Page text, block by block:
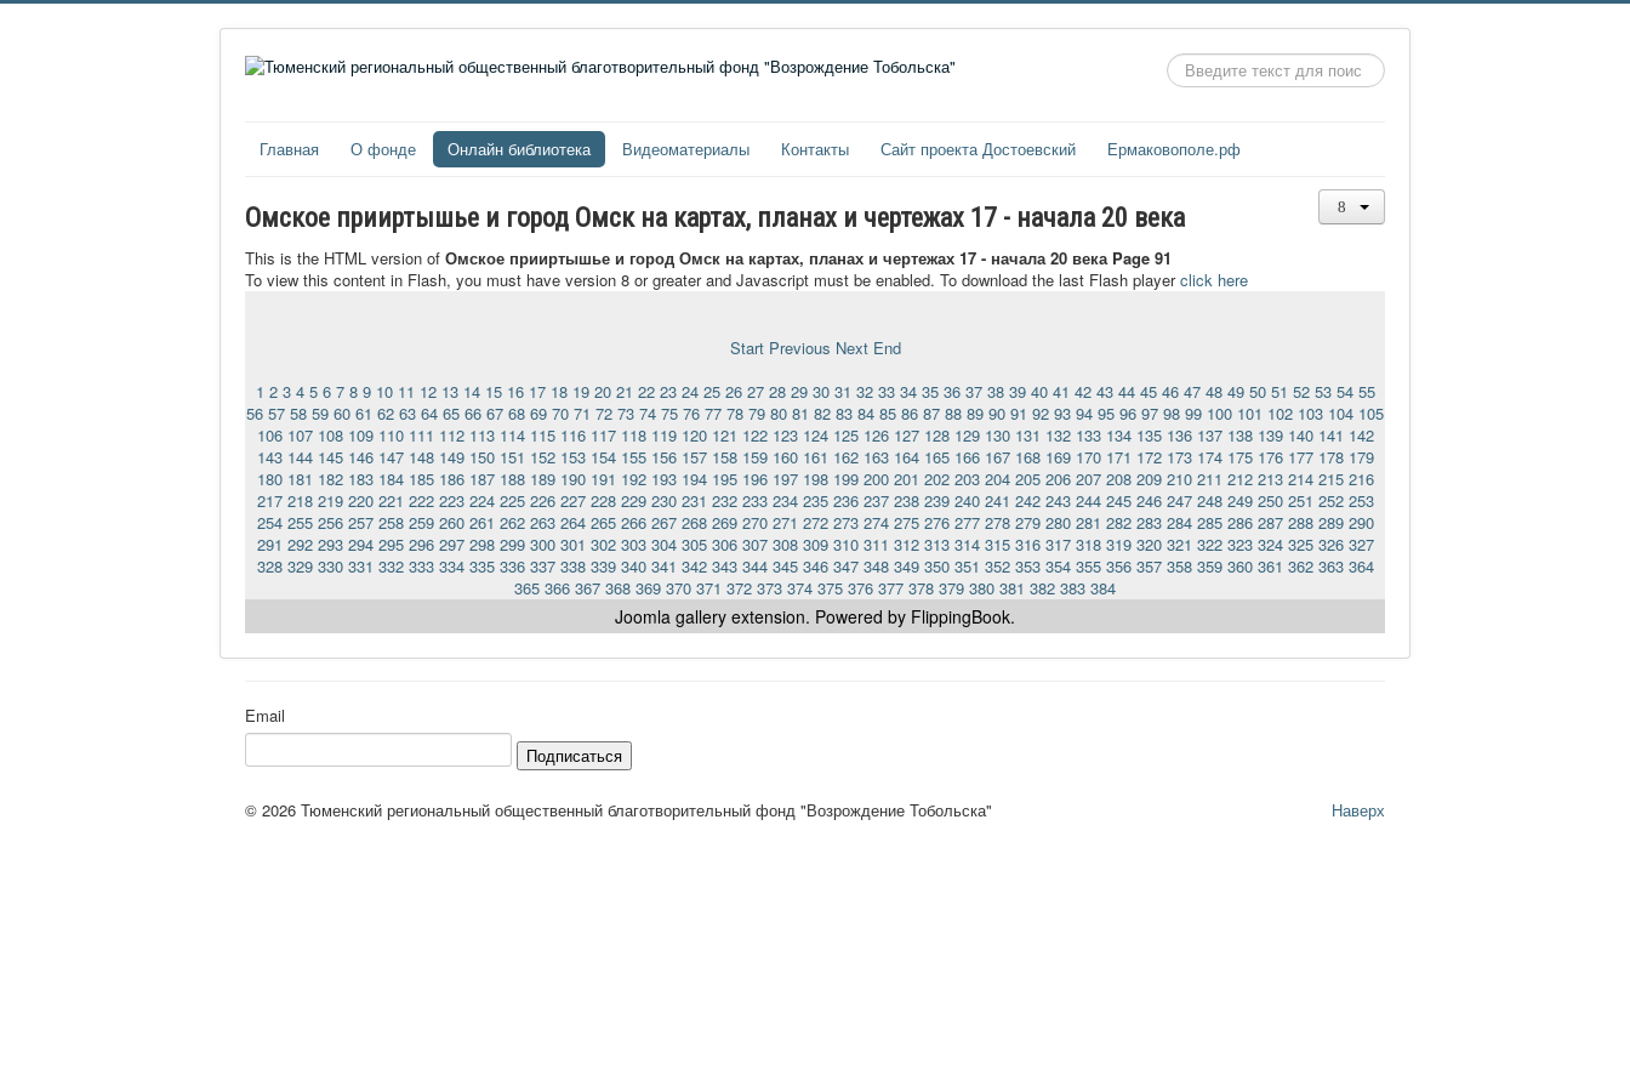
Искать...
Главная О фонде Онлайн библиотека Видеоматериалы Контакты Сайт проекта Достоевский Ермаковополе.рф
Омское прииртышье и город Омск на картах, планах и чертежах 17 - начала 20 века
This is the HTML version of Омское прииртышье и город Омск на картах, планах и чертежах 17 - начала 20 века Page 91
To view this content in Flash, you must have version 8 or greater and Javascript must be enabled. To download the last Flash playerclick here
Start Previous Next End
1 2 3 4 5 6 7 8 9 10 11 12 13 14 15 16 17 18 19 20 21 22 23 24 25 26 27 28 29 30 31 32 33 34 35 36 37 38 39 40 41 42 43 44 45 46 47 48 49 50 51 52 53 54 55
56 57 58 59 60 61 62 63 64 65 66 67 68 69 70 71 72 73 74 75 76 77 78 79 80 81 82 83 84 85 86 87 88 89 90 91 92 93 94 95 96 97 98 99 100 101 102 103 104 105
106 107 108 109 110 111 112 113 114 115 116 117 118 119 120 121 122 123 124 125 126 127 128 129 130 131 132 133 134 135 136 137 138 139 140 141 142
143 144 145 146 147 148 149 150 151 152 153 154 155 156 157 158 159 160 161 162 163 164 165 166 167 168 169 170 171 172 173 174 175 176 177 178 179
180 181 182 183 184 185 186 187 188 189 190 191 192 193 194 195 196 197 198 199 200 201 202 203 204 205 206 207 208 209 210 211 212 213 214 215 216
217 218 219 220 221 222 223 224 225 226 227 228 229 230 231 232 233 234 235 236 237 238 239 240 241 242 243 244 245 246 247 248 249 250 251 252 253
254 255 256 257 258 259 260 261 262 263 264 265 266 267 268 269 270 271 272 273 274 275 276 277 278 279 280 281 282 283 284 285 286 287 288 289 290
291 292 293 294 295 296 297 298 299 300 301 302 303 304 305 306 307 308 309 310 311 312 313 314 315 316 317 318 319 320 321 322 323 324 325 326 327
328 329 330 331 332 333 334 335 336 337 338 339 340 341 342 343 344 345 346 347 348 349 350 351 352 353 354 355 356 357 358 359 360 361 362 363 364
365 366 367 368 369 370 371 372 373 374 375 376 377 378 379 380 381 382 383 384
Joomla gallery extension. Powered by FlippingBook.
Email
Подписаться
Наверх
© 2026 Тюменский региональный общественный благотворительный фонд "Возрождение Тобольска"